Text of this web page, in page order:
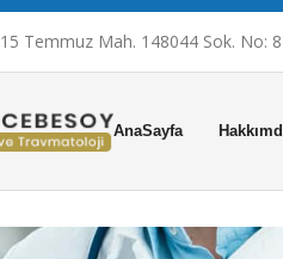
15 Temmuz Mah. 148044 Sok. No:
AnaSayfa